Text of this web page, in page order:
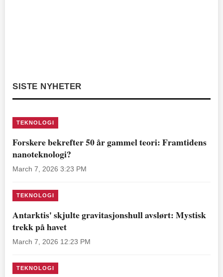
SISTE NYHETER
TEKNOLOGI
Forskere bekrefter 50 år gammel teori: Framtidens
nanoteknologi?
March 7, 2026 3:23 PM
TEKNOLOGI
Antarktis' skjulte gravitasjonshull avslørt: Mystisk
trekk på havet
March 7, 2026 12:23 PM
TEKNOLOGI